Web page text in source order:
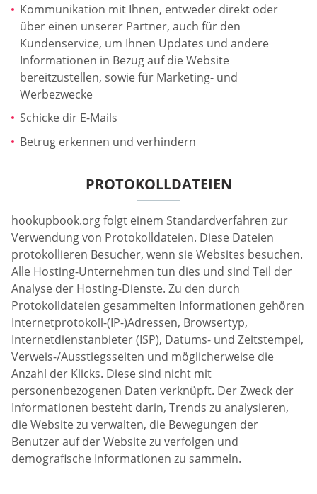
Kommunikation mit Ihnen, entweder direkt oder
über einen unserer Partner, auch für den
Kundenservice, um Ihnen Updates und andere
Informationen in Bezug auf die Website
bereitzustellen, sowie für Marketing- und
Werbezwecke
Schicke dir E-Mails
Betrug erkennen und verhindern
PROTOKOLLDATEIEN
hookupbook.org folgt einem Standardverfahren zur
Verwendung von Protokolldateien. Diese Dateien
protokollieren Besucher, wenn sie Websites besuchen.
Alle Hosting-Unternehmen tun dies und sind Teil der
Analyse der Hosting-Dienste. Zu den durch
Protokolldateien gesammelten Informationen gehören
Internetprotokoll-(IP-)Adressen, Browsertyp,
Internetdienstanbieter (ISP), Datums- und Zeitstempel,
Verweis-/Ausstiegsseiten und möglicherweise die
Anzahl der Klicks. Diese sind nicht mit
personenbezogenen Daten verknüpft. Der Zweck der
Informationen besteht darin, Trends zu analysieren,
die Website zu verwalten, die Bewegungen der
Benutzer auf der Website zu verfolgen und
demografische Informationen zu sammeln.